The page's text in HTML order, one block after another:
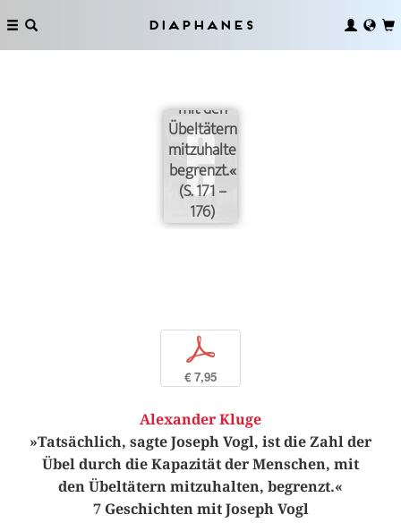
Diaphanes
durch die
Kapazität
mit den
Übeltätern
mitzuhalten,
begrenzt.«
(S. 171 –
176)
p
€ 7,95
Alexander Kluge
»Tatsächlich, sagte Joseph Vogl, ist die Zahl der
Übel durch die Kapazität der Menschen, mit
den Übeltätern mitzuhalten, begrenzt.«
7 Geschichten mit Joseph Vogl